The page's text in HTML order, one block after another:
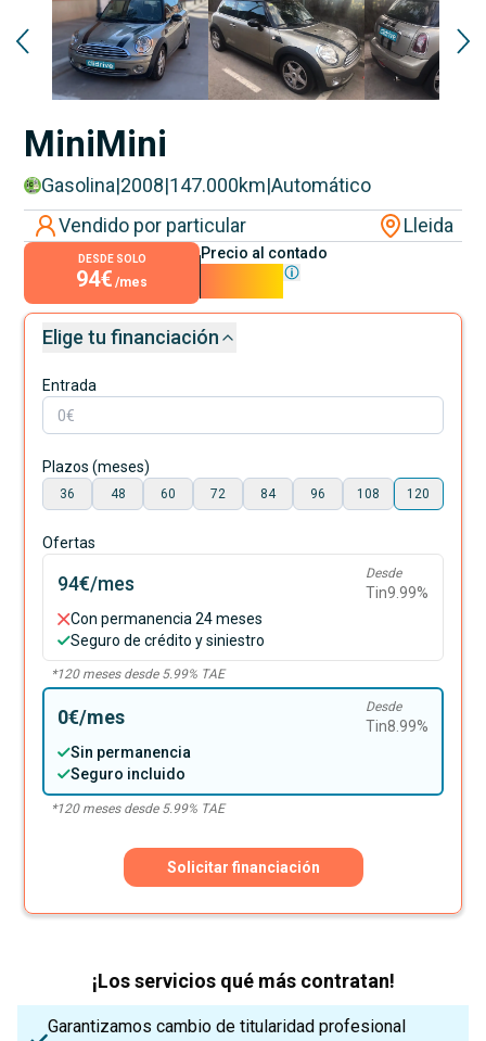
MiniMini
Gasolina|2008|147.000km|Automático
Vendido por particular
Lleida
DESDE SOLO
94€ /mes
Precio al contado
Elige tu financiación
Entrada
Plazos (meses)
36 48 60 72 84 96 108 120
Ofertas
94€/mes Desde
Tin9.99%
Con permanencia 24 meses
Seguro de crédito y siniestro
*120meses desde 5.99% TAE
0€/mes Desde
Tin8.99%
Sin permanencia
Seguro incluido
*120meses desde 5.99% TAE
Solicitar financiación
¡Los servicios qué más contratan!
Garantizamos cambio de titularidad profesional